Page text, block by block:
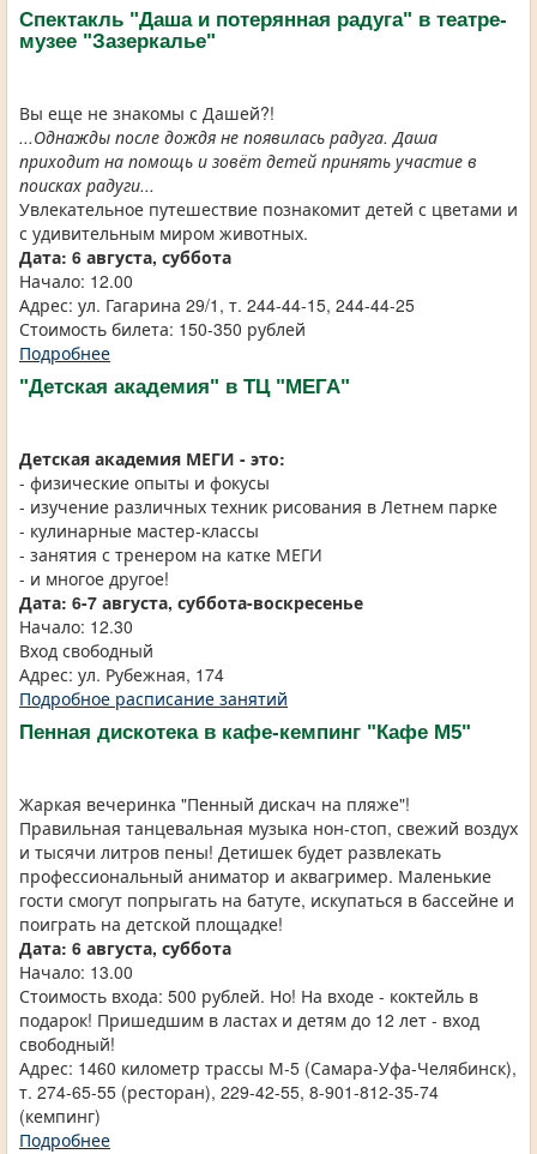
Спектакль "Даша и потерянная радуга" в театре-
музее "Зазеркалье"
Вы еще не знакомы с Дашей?!
...Однажды после дождя не появилась радуга. Даша
приходит на помощь и зовёт детей принять участие в
поисках радуги...
Увлекательное путешествие познакомит детей с цветами и
с удивительным миром животных.
Дата: 6 августа, суббота
Начало: 12.00
Адрес: ул. Гагарина 29/1, т. 244-44-15, 244-44-25
Стоимость билета: 150-350 рублей
Подробнее
"Детская академия" в ТЦ "МЕГА"
Детская академия МЕГИ - это:
- физические опыты и фокусы
- изучение различных техник рисования в Летнем парке
- кулинарные мастер-классы
- занятия с тренером на катке МЕГИ
- и многое другое!
Дата: 6-7 августа, суббота-воскресенье
Начало: 12.30
Вход свободный
Адрес: ул. Рубежная, 174
Подробное расписание занятий
Пенная дискотека в кафе-кемпинг "Кафе М5"
Жаркая вечеринка "Пенный дискач на пляже"!
Правильная танцевальная музыка нон-стоп, свежий воздух
и тысячи литров пены! Детишек будет развлекать
профессиональный аниматор и аквагример. Маленькие
гости смогут попрыгать на батуте, искупаться в бассейне и
поиграть на детской площадке!
Дата: 6 августа, суббота
Начало: 13.00
Стоимость входа: 500 рублей. Но! На входе - коктейль в
подарок! Пришедшим в ластах и детям до 12 лет - вход
свободный!
Адрес: 1460 километр трассы М-5 (Самара-Уфа-Челябинск),
т. 274-65-55 (ресторан), 229-42-55, 8-901-812-35-74
(кемпинг)
Подробнее